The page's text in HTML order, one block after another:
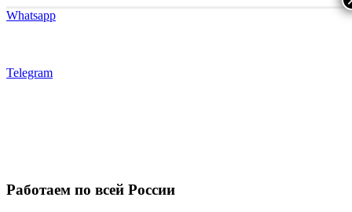
Whatsapp
Telegram
Работаем по всей России